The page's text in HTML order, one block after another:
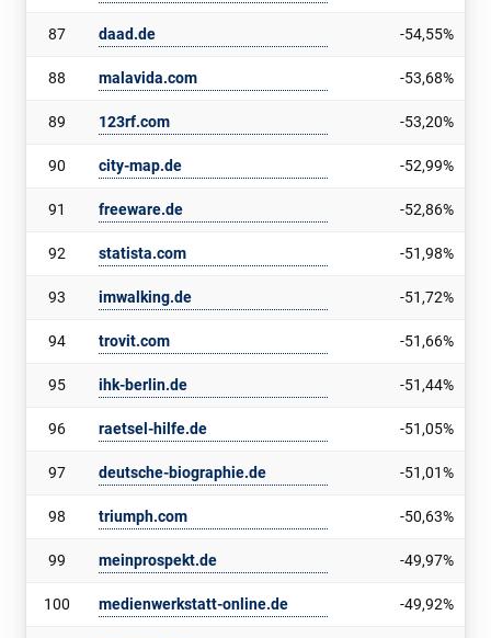
87 daad.de -54,55%
88 malavida.com -53,68%
89 123rf.com -53,20%
90 city-map.de -52,99%
91 freeware.de -52,86%
92 statista.com -51,98%
93 imwalking.de -51,72%
94 trovit.com -51,66%
95 ihk-berlin.de -51,44%
96 raetsel-hilfe.de -51,05%
97 deutsche-biographie.de -51,01%
98 triumph.com -50,63%
99 meinprospekt.de -49,97%
100 medienwerkstatt-online.de -49,92%